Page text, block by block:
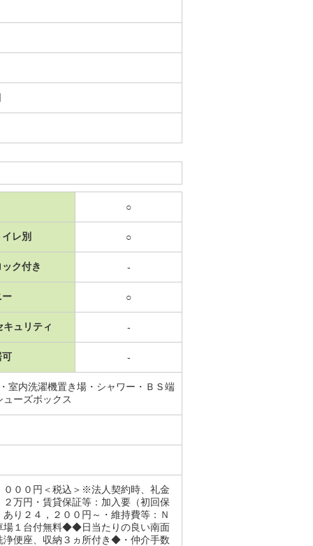
○
レ別 ○
ク付き -
ー ○
キュリティ -
可 -
室内洗濯機置き場・シャワー・ＢＳ端
ーズボックス
００円＜税込＞※法人契約時、礼金
万円・賃貸保証等：加入要（初回保
り２４，２００円～・維持費等：Ｎ
場１台付無料◆◆日当たりの良い南面
便座、収納３ヵ所付き◆・仲介手数